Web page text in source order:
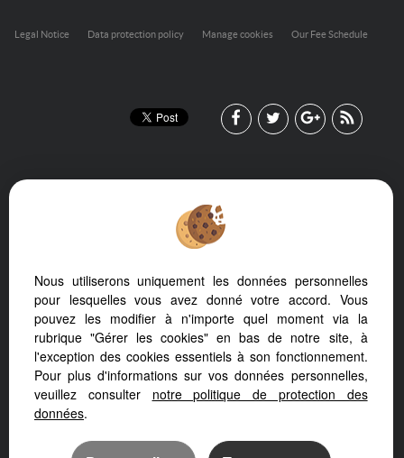
Legal Notice Data protection policy Manage cookies Our Fee Schedule
smartphone, our site automatically adapts to different types of
screens
Real Estate soft
Website creation
SEO real estate website
Nous utiliserons uniquement les données personnelles
pour lesquelles vous avez donné votre accord. Vous
pouvez les modifier à n'importe quel moment via la
rubrique "Gérer les cookies" en bas de notre site, à
l'exception des cookies essentiels à son fonctionnement.
Pour plus d'informations sur vos données personnelles,
veuillez consulter notre politique de protection des
données.